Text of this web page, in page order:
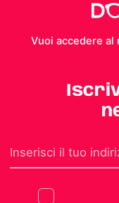
Vuoi accedere al